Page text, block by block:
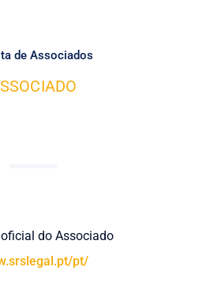
de Associados
do Associado
pt/